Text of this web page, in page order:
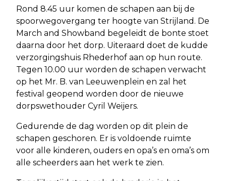
Rond 8.45 uur komen de schapen aan bij de
spoorwegovergang ter hoogte van Strijland. De
March and Showband begeleidt de bonte stoet
daarna door het dorp. Uiteraard doet de kudde
verzorgingshuis Rhederhof aan op hun route.
Tegen 10.00 uur worden de schapen verwacht
op het Mr. B. van Leeuwenplein en zal het
festival geopend worden door de nieuwe
dorpswethouder Cyril Weijers.
Gedurende de dag worden op dit plein de
schapen geschoren. Er is voldoende ruimte
voor alle kinderen, ouders en opa’s en oma’s om
alle scheerders aan het werk te zien.